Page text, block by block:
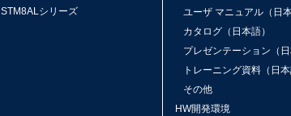
STM8ALシリーズ
ユーザ マニュアル（日
カタログ（日本語）
プレゼンテーション（
トレーニング資料（日
その他
HW開発環境